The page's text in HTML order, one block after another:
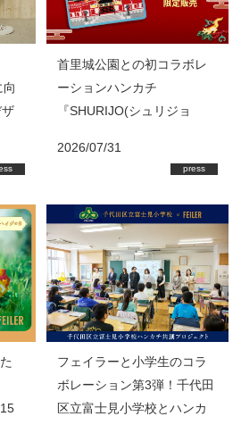
首里城公園との初コラボレ
ーションハンカチ
『SHURIJO(シュリジョ
ージアムショップ球陽」・
ショップ「紅型」にて限定
販売 フェイラーではハン
カチの売上の一部を首里城
基金に寄付
2026/07/31
press
フェイラーと小学生のコラ
ボレーション第3弾！千代田
区立富士見小学校とハンカ